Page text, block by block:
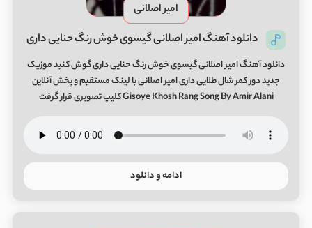
امیر اصلانی
دانلود آهنگ امیر اصلانی گیسوی خوش رنگ حنایی داری
دانلود آهنگ امیر اصلانی گیسوی خوش رنگ حنایی داری گوش کنید موزیک
جدید دور کمر شال طلایی داری امیر اصلانی با لینک مستقیم و پخش آنلاین
Gisoye Khosh Rang Song By Amir Alani کلیپ تصویری قرار گرفت
ادامه و دانلود